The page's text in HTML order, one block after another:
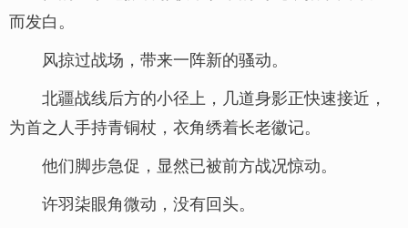
而发白。
风掠过战场，带来一阵新的骚动。
北疆战线后方的小径上，几道身影正快速接近，
为首之人手持青铜杖，衣角绣着长老徽记。
他们脚步急促，显然已被前方战况惊动。
许羽柒眼角微动，没有回头。